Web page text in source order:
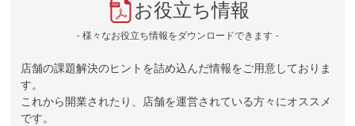
お役立ち情報
- 様々なお役立ち情報をダウンロードできます -
店舗の課題解決のヒントを詰め込んだ情報をご用意しておりま
す。
これから開業されたり、店舗を運営されている方々にオススメ
です。